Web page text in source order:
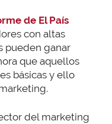
de El País
con altas
pueden ganar
que aquellos
básicas y ello
del marketing